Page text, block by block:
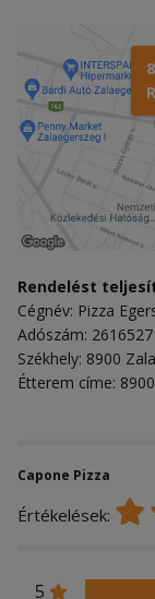
Rendelést
Cégnév: Pizza
Adószám:
Székhely: 8900
Étterem címe:
Capone Pizza
Értékelések:
5